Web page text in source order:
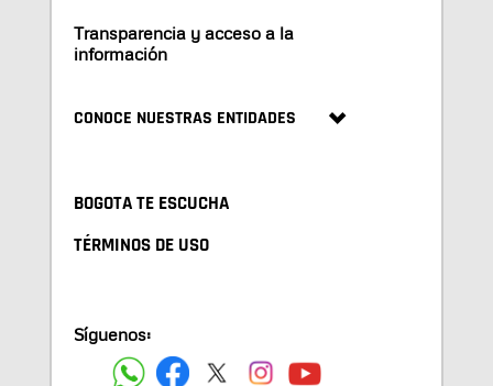
Transparencia y acceso a la
información
CONOCE NUESTRAS ENTIDADES
BOGOTA TE ESCUCHA
TÉRMINOS DE USO
Síguenos: